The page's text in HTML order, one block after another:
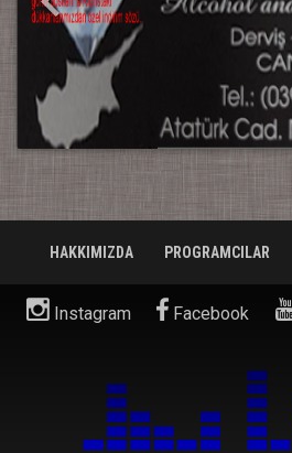
HAKKIMIZDA PROGRAMCILAR
Instagram Facebook